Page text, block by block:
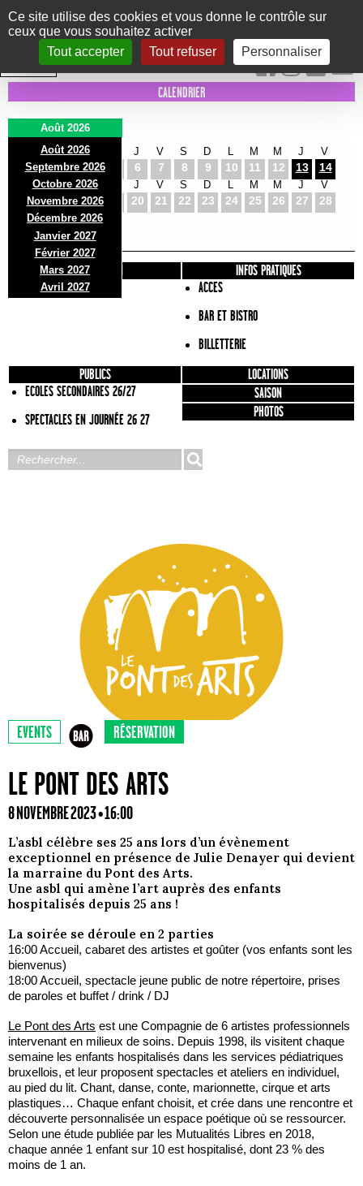
Panneau de gestion des cookies
Ce site utilise des cookies et vous donne le contrôle sur
ceux que vous souhaitez activer
Tout accepter
Tout refuser Personnaliser
Le Marni
CONCERTS DANSE/CIRQUE THÉÂTRE KIDS EXPOS EVENTS
INTRA MUROS
CALENDRIER
Août 2026
Août 2026
Septembre 2026
Octobre 2026
Novembre 2026
Décembre 2026
Janvier 2027
Février 2027
Mars 2027
Avril 2027
D
2
L
3
M
4
J
6
V
7
S
8
D
9 10
M
11
M
12
J
13
V
14
D
16
L
17
M
18
J
20
V
21
S
22
D
23 24
M
25
M
26
J
27
V
28
D
30
L
31
PRÉSENTATION
INFOS PRATIQUES
ACCES
BAR ET BISTRO
BILLETTERIE
PUBLICS
ECOLES SECONDAIRES 26/27
SPECTACLES EN JOURNÉE 26 27
LOCATIONS
SAISON
PHOTOS
EVENTS RÉSERVATION
LE PONT DES ARTS
8 NOVEMBRE 2023 • 16:00
L’asbl célèbre ses 25 ans lors d’un évènement
exceptionnel en présence de Julie Denayer qui devient
la marraine du Pont des Arts.
Une asbl qui amène l’art auprès des enfants
hospitalisés depuis 25 ans !
La soirée se déroule en 2 parties
16:00 Accueil, cabaret des artistes et goûter (vos enfants sont les
bienvenus)
18:00 Accueil, spectacle jeune public de notre répertoire, prises
de paroles et buffet / drink / DJ
Le Pont des Arts est une Compagnie de 6 artistes professionnels
intervenant en milieux de soins. Depuis 1998, ils visitent chaque
semaine les enfants hospitalisés dans les services pédiatriques
bruxellois, et leur proposent spectacles et ateliers en individuel,
au pied du lit. Chant, danse, conte, marionnette, cirque et arts
plastiques… Chaque enfant choisit, et crée dans une rencontre et
découverte personnalisée un espace poétique où se ressourcer.
Selon une étude publiée par les Mutualités Libres en 2018,
chaque année 1 enfant sur 10 est hospitalisé, dont 23 % des
moins de 1 an.